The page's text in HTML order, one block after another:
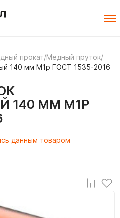
прокат/Медный пруток/
140 мм М1р ГОСТ 1535-2016
140 ММ М1Р
данным товаром